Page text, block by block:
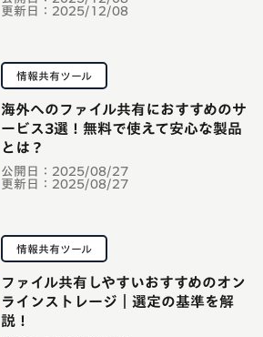
更新日： 2025/12/08
情報共有ツール
公開日： 2025/08/27
更新日： 2025/08/27
海外へのファイル共有におすすめのサ
ービス3選！無料で使えて安心な製品
とは？
情報共有ツール
ファイル共有しやすいおすすめのオン
ラインストレージ｜選定の基準を解
説！